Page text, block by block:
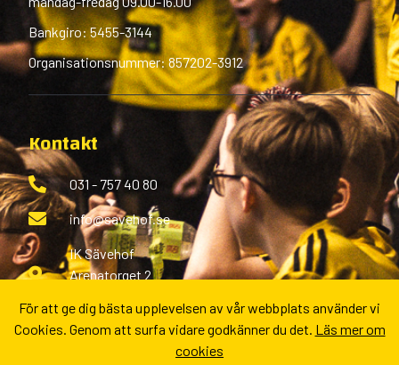
Bankgiro: 5455-3144
Organisationsnummer: 857202-3912
Kontakt
031 - 757 40 80
info@savehof.se
IK Sävehof
Arenatorget 2
Fler kontaktvägar
För att ge dig bästa upplevelsen av vår webbplats använder vi
Cookies. Genom att surfa vidare godkänner du det. Läs mer om
cookies